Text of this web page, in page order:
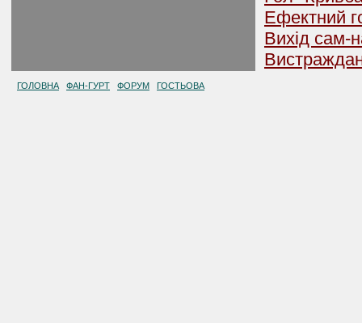
Ефектний
Вихід сам-
ГОЛОВНА ФАН-ГУРТ ФОРУМ ГОСТЬОВА